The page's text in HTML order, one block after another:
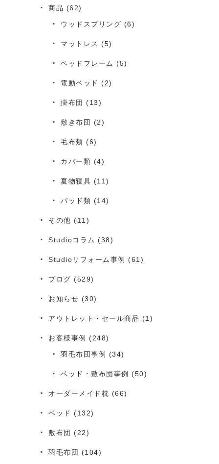
商品 (62)
ウッドスプリング (6)
マットレス (5)
ベッドフレーム (5)
電動ベッド (2)
掛布団 (13)
敷き布団 (2)
毛布類 (6)
カバー類 (4)
夏物寝具 (11)
パッド類 (14)
その他 (11)
Studioコラム (38)
Studioリフォーム事例 (61)
ブログ (529)
お知らせ (30)
アウトレット・セール商品 (1)
お客様事例 (248)
羽毛布団事例 (34)
ベッド・敷布団事例 (50)
オーダーメイド枕 (66)
ベッド (132)
敷布団 (22)
羽毛布団 (104)